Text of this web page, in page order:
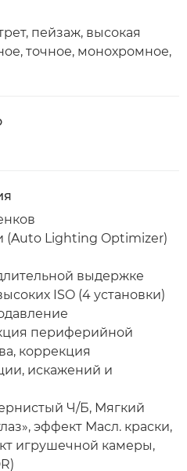
пейзаж, высокая
точное, монохромное,
(Auto Lighting Optimizer)
выдержке
ISO (4 установки)
периферийной
коррекция
искажений и
Ч/Б, Мягкий
эффект Масл. краски,
игрушечной камеры,